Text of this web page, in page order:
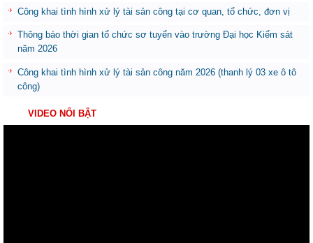
Công khai tình hình xử lý tài sản công tại cơ quan, tổ chức, đơn vị
Thông báo thời gian tổ chức sơ tuyển vào trường Đại học Kiểm sát
năm 2026
Công khai tình hình xử lý tài sản công năm 2026 (thanh lý 03 xe ô tô
công)
VIDEO NỔI BẬT